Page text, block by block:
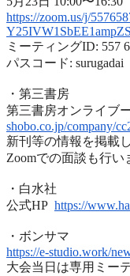
https://zoom.us/j/
ミーティングID: 557
パスコード: surugadai
・第三書房
第三書房オンライブ
shobo.co.jp/company/
新刊等の情報を掲載
Zoomでの面談も行い
・白水社
公式HP https://
・ボンサマ
https://e-studio.work/
大会当日は専用ミー